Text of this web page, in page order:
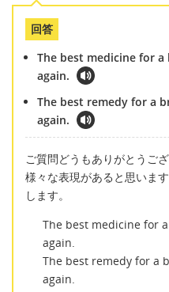
回答
The best medicine for
again.
The best remedy for a
again.
ご質問どうもありがとうござ
様々な表現があると思いま
します。
The best medicine for
again.
The best remedy for a
again.